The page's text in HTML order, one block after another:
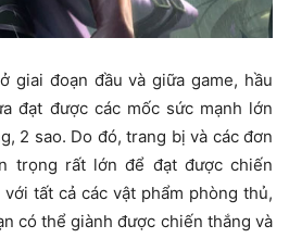
giai đoạn đầu và giữa game, hầu
đạt được các mốc sức mạnh lớn
2 sao. Do đó, trang bị và các đơn
trọng rất lớn để đạt được chiến
tất cả các vật phẩm phòng thủ,
có thể giành được chiến thắng và